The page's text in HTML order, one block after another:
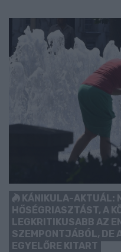
KÁNIKULA-AKTUÁL:
HŐSÉGRIASZTÁST, A
LEGKRITIKUSABB AZ
SZEMPONTJÁBÓL, DE
EGYELŐRE KITART